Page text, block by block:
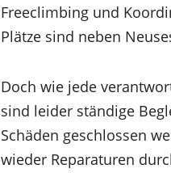
Freeclimbing und
Plätze sind neben
Doch wie jede
sind leider ständige
Schäden geschlossen
wieder Reparaturen